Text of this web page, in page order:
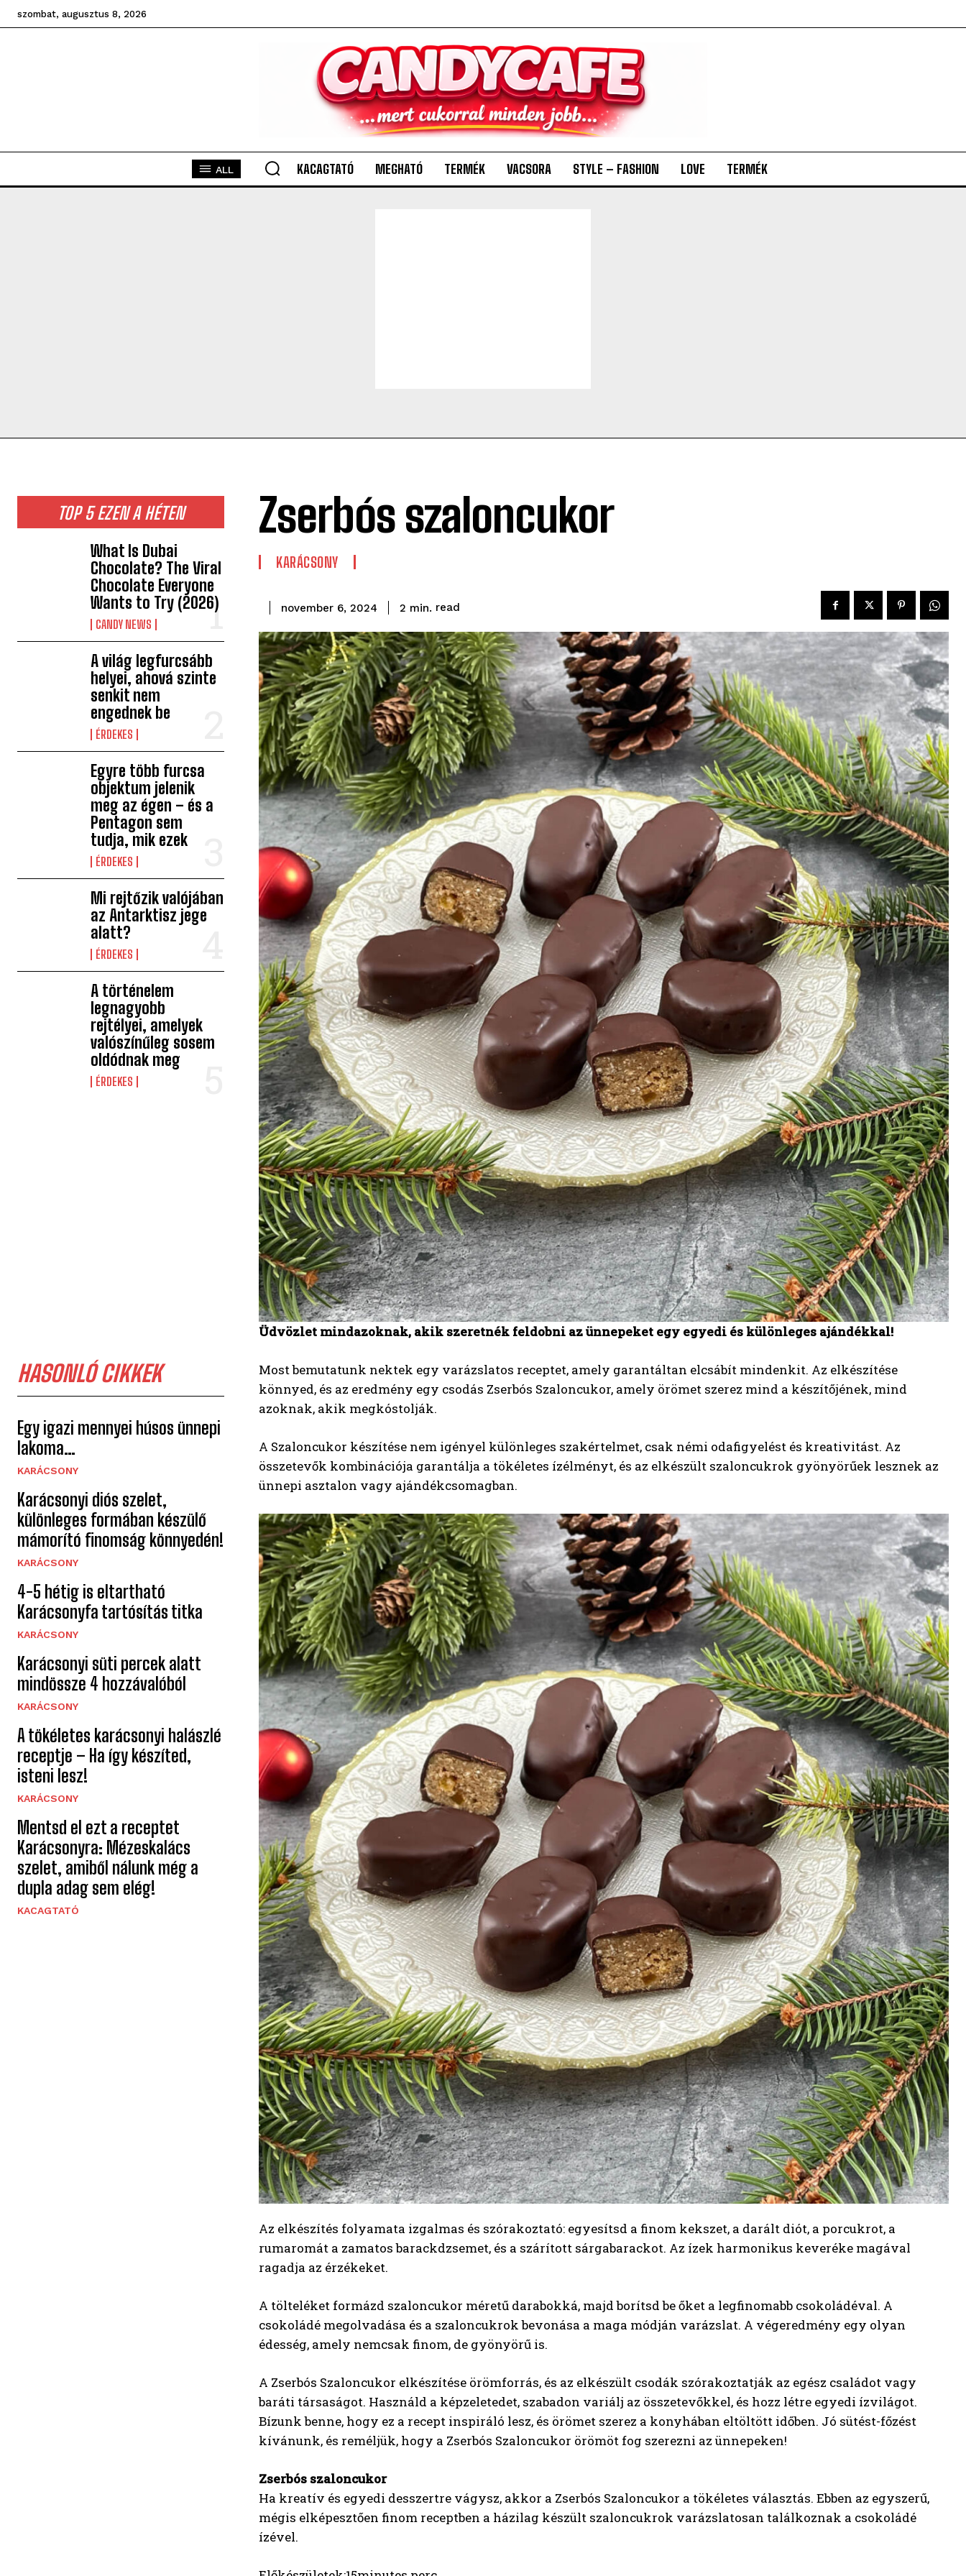
szombat, augusztus 8, 2026
ALL KACAGTATÓ MEGHATÓ TERMÉK VACSORA STYLE – FASHION LOVE TERMÉK
TOP 5 EZEN A HÉTEN
What Is Dubai
Chocolate? The Viral
Chocolate Everyone
Wants to Try (2026)
CANDY NEWS
A világ legfurcsább
helyei, ahová szinte
senkit nem
engednek be
ÉRDEKES
Egyre több furcsa
objektum jelenik
meg az égen – és a
Pentagon sem
tudja, mik ezek
ÉRDEKES
Mi rejtőzik valójában
az Antarktisz jege
alatt?
ÉRDEKES
A történelem
legnagyobb
rejtélyei, amelyek
valószínűleg sosem
oldódnak meg
ÉRDEKES
HASONLÓ CIKKEK
Egy igazi mennyei húsos ünnepi
lakoma…
KARÁCSONY
Karácsonyi diós szelet,
különleges formában készülő
mámorító finomság könnyedén!
KARÁCSONY
4-5 hétig is eltartható
Karácsonyfa tartósítás titka
KARÁCSONY
Karácsonyi süti percek alatt
mindössze 4 hozzávalóból
KARÁCSONY
A tökéletes karácsonyi halászlé
receptje – Ha így készíted,
isteni lesz!
KARÁCSONY
Mentsd el ezt a receptet
Karácsonyra: Mézeskalács
szelet, amiből nálunk még a
dupla adag sem elég!
KACAGTATÓ
Zserbós szaloncukor
KARÁCSONY
november 6, 2024 2 min. read
Üdvözlet mindazoknak, akik szeretnék feldobni az ünnepeket egy egyedi és különleges ajándékkal!
Most bemutatunk nektek egy varázslatos receptet, amely garantáltan elcsábít mindenkit. Az elkészítése
könnyed, és az eredmény egy csodás Zserbós Szaloncukor, amely örömet szerez mind a készítőjének, mind
azoknak, akik megkóstolják.
A Szaloncukor készítése nem igényel különleges szakértelmet, csak némi odafigyelést és kreativitást. Az
összetevők kombinációja garantálja a tökéletes ízélményt, és az elkészült szaloncukrok gyönyörűek lesznek az
ünnepi asztalon vagy ajándékcsomagban.
Az elkészítés folyamata izgalmas és szórakoztató: egyesítsd a finom kekszet, a darált diót, a porcukrot, a
rumaromát a zamatos barackdzsemet, és a szárított sárgabarackot. Az ízek harmonikus keveréke magával
ragadja az érzékeket.
A tölteléket formázd szaloncukor méretű darabokká, majd borítsd be őket a legfinomabb csokoládéval. A
csokoládé megolvadása és a szaloncukrok bevonása a maga módján varázslat. A végeredmény egy olyan
édesség, amely nemcsak finom, de gyönyörű is.
A Zserbós Szaloncukor elkészítése örömforrás, és az elkészült csodák szórakoztatják az egész családot vagy
baráti társaságot. Használd a képzeletedet, szabadon variálj az összetevőkkel, és hozz létre egyedi ízvilágot.
Bízunk benne, hogy ez a recept inspiráló lesz, és örömet szerez a konyhában eltöltött időben. Jó sütést-főzést
kívánunk, és reméljük, hogy a Zserbós Szaloncukor örömöt fog szerezni az ünnepeken!
Zserbós szaloncukor
Ha kreatív és egyedi desszertre vágysz, akkor a Zserbós Szaloncukor a tökéletes választás. Ebben az egyszerű,
mégis elképesztően finom receptben a házilag készült szaloncukrok varázslatosan találkoznak a csokoládé
ízével.